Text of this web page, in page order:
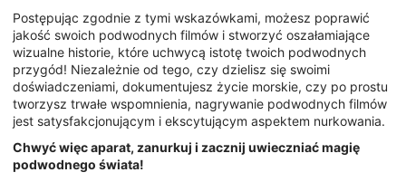
Postępując zgodnie z tymi wskazówkami, możesz poprawić
jakość swoich podwodnych filmów i stworzyć oszałamiające
wizualne historie, które uchwycą istotę twoich podwodnych
przygód! Niezależnie od tego, czy dzielisz się swoimi
doświadczeniami, dokumentujesz życie morskie, czy po prostu
tworzysz trwałe wspomnienia, nagrywanie podwodnych filmów
jest satysfakcjonującym i ekscytującym aspektem nurkowania.
Chwyć więc aparat, zanurkuj i zacznij uwieczniać magię
podwodnego świata!